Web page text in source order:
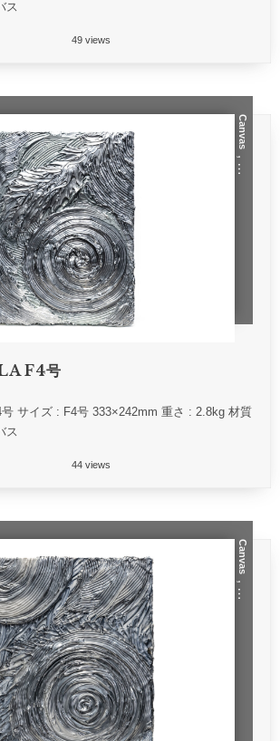
ス
49 views
Canvas
, …
F4号
号 サイズ : F4号 333×242mm 重さ : 2.8kg 材質
ス
44 views
Canvas
, …